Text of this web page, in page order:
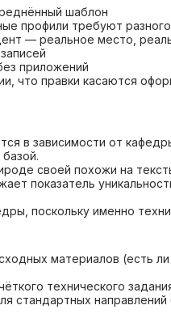
шаблон
профили требуют разного
— реальное место,
приложений
что правки касаются
в зависимости от
своей похожи на
показатель
поскольку именно
материалов (есть
технического
стандартных направлений